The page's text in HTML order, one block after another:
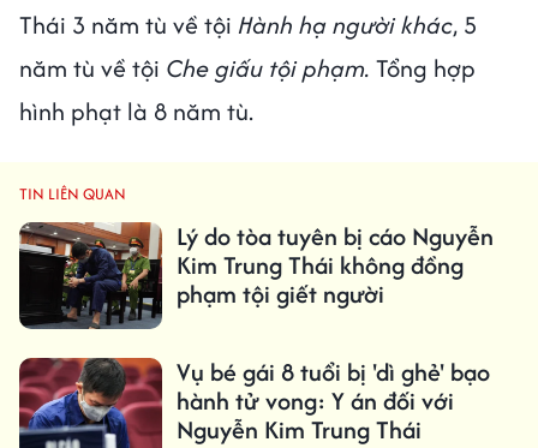
Thái 3 năm tù về tội Hành hạ người khác, 5
năm tù về tội Che giấu tội phạm. Tổng hợp
hình phạt là 8 năm tù.
TIN LIÊN QUAN
Lý do tòa tuyên bị cáo Nguyễn
Kim Trung Thái không đồng
phạm tội giết người
Vụ bé gái 8 tuổi bị 'dì ghẻ' bạo
hành tử vong: Y án đối với
Nguyễn Kim Trung Thái